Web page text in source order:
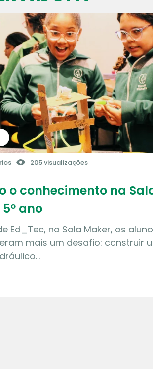
205 visualizações
o conhecimento na
ano
Ed_Tec, na Sala Maker, os
mais um desafio: construir